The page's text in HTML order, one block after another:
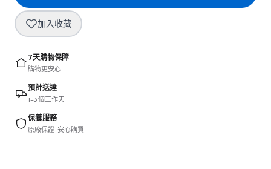
加入收藏
7天購物保障
購物更安心
預計送達
1–3 個工作天
保養服務
原廠保證 · 安心購買